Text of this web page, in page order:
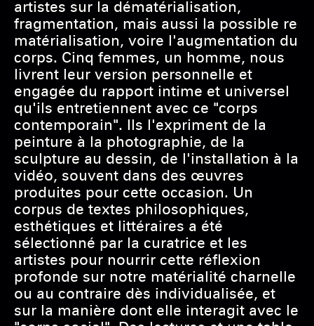
artistes sur la dématérialisation,
fragmentation, mais aussi la possible re
matérialisation, voire l'augmentation du
corps. Cinq femmes, un homme, nous
livrent leur version personnelle et
engagée du rapport intime et universel
qu'ils entretiennent avec ce "corps
contemporain". Ils l'expriment de la
peinture à la photographie, de la
sculpture au dessin, de l'installation à la
vidéo, souvent dans des œuvres
produites pour cette occasion. Un
corpus de textes philosophiques,
esthétiques et littéraires a été
sélectionné par la curatrice et les
artistes pour nourrir cette réflexion
profonde sur notre matérialité charnelle
ou au contraire dès individualisée, et
sur la manière dont elle interagit avec le